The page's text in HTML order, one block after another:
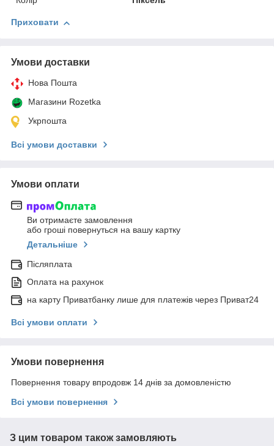
Приховати
Умови доставки
Нова Пошта
Магазини Rozetka
Укрпошта
Всі умови доставки
Умови оплати
Ви отримаєте замовлення
або гроші повернуться на вашу картку
Детальніше
Післяплата
Оплата на рахунок
на карту Приватбанку лише для платежів через Приват24
Всі умови оплати
Умови повернення
Повернення товару впродовж 14 днів за домовленістю
Всі умови повернення
З цим товаром також замовляють